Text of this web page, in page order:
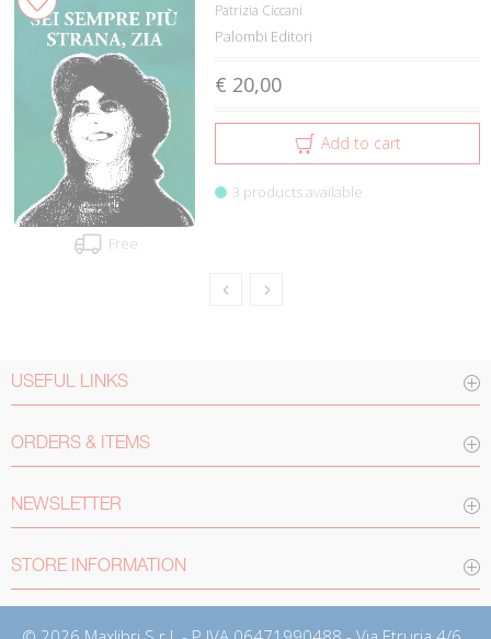
Free
Patrizia Ciccani
Palombi Editori
€ 20,00
Add to cart
3 products available
USEFUL LINKS
ORDERS & ITEMS
NEWSLETTER
STORE INFORMATION